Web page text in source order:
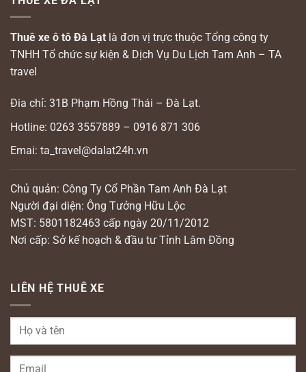
Thuê xe ô tô Đà Lạt là đơn vị trực thuộc Tổng công ty
TNHH Tổ chức sự kiện & Dịch Vụ Du Lịch Tam Anh – TA
travel
Đia chỉ: 31B Phạm Hồng Thái – Đà Lạt.
Hotline: 0263 3557889 – 0916 871 306
Emai: ta_travel@dalat24h.vn
Chủ quản: Công Ty Cổ Phần Tam Anh Đà Lạt
Người đại diện: Ông Tưởng Hữu Lộc
MST: 5801182463 cấp ngày 20/11/2012
Nơi cấp: Sở kế hoạch & đầu tư Tỉnh Lâm Đồng
LIÊN HỆ THUÊ XE